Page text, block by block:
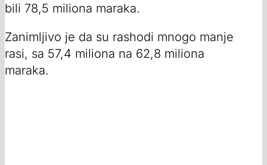
bili 78,5 miliona maraka.
Zanimljivo je da su rashodi mnogo manje
rasi, sa 57,4 miliona na 62,8 miliona
maraka.